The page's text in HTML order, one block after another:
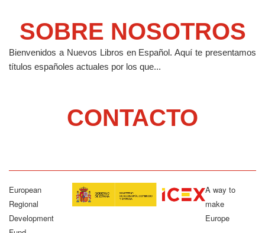
SOBRE NOSOTROS
Bienvenidos a Nuevos Libros en Español.Aquí te presentamos
títulos españoles actuales por los que...
CONTACTO
European
Regional
Development
A way to
make
Europe